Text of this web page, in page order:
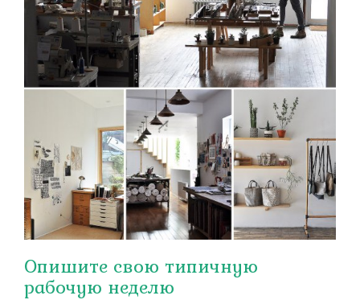
Опишите свою типичную
рабочую неделю